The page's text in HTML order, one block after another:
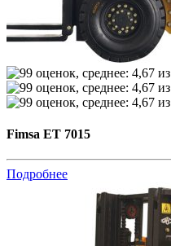
Fimsa ET 7015
Подробнее